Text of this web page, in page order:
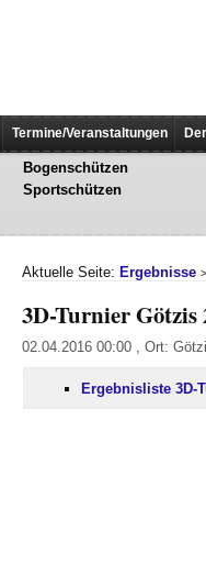
Termine/Veranstaltungen
Bogenschützen
Sportschützen
Aktuelle Seite: Ergebnisse >
3D-Turnier Götzis
02.04.2016 00:00 , Ort:
Ergebnisliste 3D-